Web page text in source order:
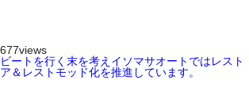
677views
ビートを行く末を考えイソマサオートではレスト
ア＆レストモッド化を推進しています。